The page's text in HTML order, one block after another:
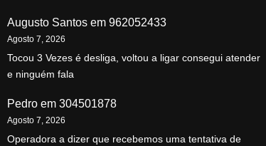
Augusto Santos em 962052433
Agosto 7, 2026
Tocou 3 Vezes é desliga, voltou a ligar consegui atender
e ninguém fala
Pedro em 304501878
Agosto 7, 2026
Operadora a dizer que recebemos uma tentativa de